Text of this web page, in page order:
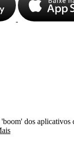
dos aplicativos